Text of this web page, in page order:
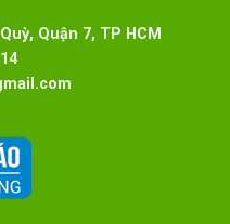
Quận 7, TP HCM